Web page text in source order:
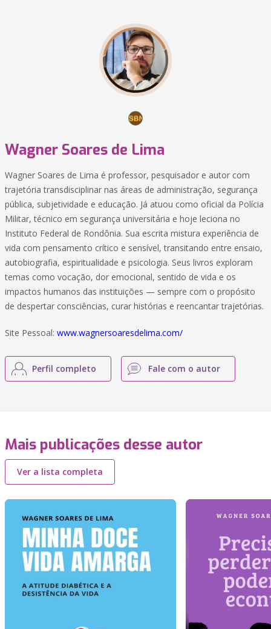
Wagner Soares de Lima
Wagner Soares de Lima é professor, pesquisador e autor com
trajetória transdisciplinar nas áreas de administração, segurança
pública, subjetividade e educação. Já atuou como oficial da Polícia
Militar, técnico em segurança universitária e hoje leciona no
Instituto Federal de Rondônia. Sua escrita mistura experiência de
vida com pensamento crítico e sensível, transitando entre ensaio,
autobiografia, espiritualidade e psicologia. Seus livros exploram
temas como vocação, dor emocional, sentido de vida e os
impactos humanos das instituições — sempre com o propósito
de despertar consciências, curar histórias e reencantar trajetórias.
Site Pessoal: www.wagnersoaresdelima.com/
Perfil completo Fale com o autor
Mais publicações desse autor
Ver a lista completa